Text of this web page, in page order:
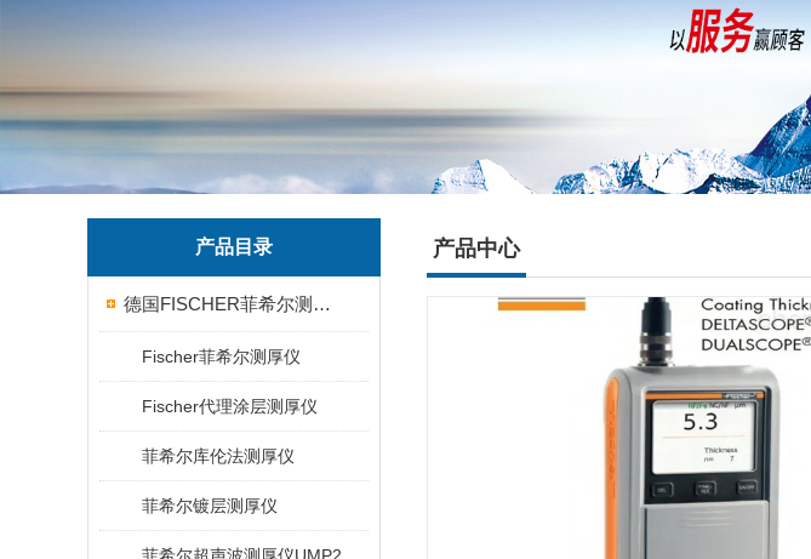
产品目录
德国FISCHER菲希尔测厚仪
Fischer菲希尔测厚仪
Fischer代理涂层测厚仪
菲希尔库伦法测厚仪
菲希尔镀层测厚仪
产品中心